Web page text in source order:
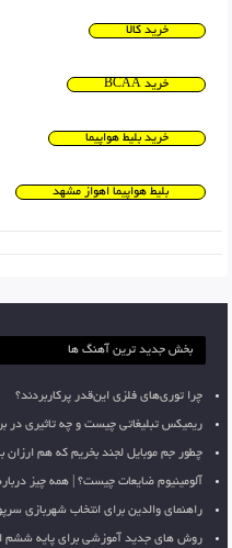
خرید کالا
خرید BCAA
خرید بلیط هواپیما
بلیط هواپیما اهواز مشهد
بخش جدید ترین آهنگ ها
چرا توری‌های فلزی این‌قدر پرکاربردند؟
ریمیکس تبلیغاتی چیست و چه تاثیری در
چطور جم موبایل لجند بخریم که هم
آلومینیوم ضایعات چیست؟ | همه چیز
راهنمای والدین برای انتخاب شهربازی
روش های جدید آموزشی برای پایه ششم